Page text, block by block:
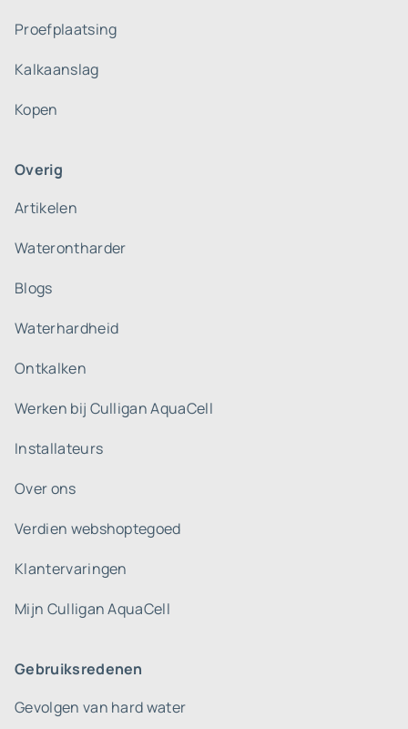
Proefplaatsing
Kalkaanslag
Kopen
Overig
Artikelen
Waterontharder
Blogs
Waterhardheid
Ontkalken
Werken bij Culligan AquaCell
Installateurs
Over ons
Verdien webshoptegoed
Klantervaringen
Mijn Culligan AquaCell
Gebruiksredenen
Gevolgen van hard water